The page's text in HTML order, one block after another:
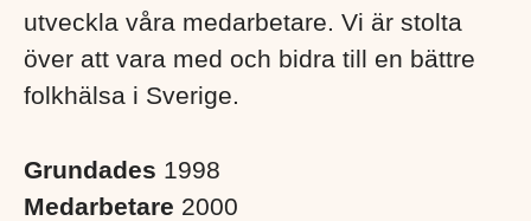
utveckla våra medarbetare. Vi är stolta
över att vara med och bidra till en bättre
folkhälsa i Sverige. ​
Grundades 1998
Medarbetare 2000